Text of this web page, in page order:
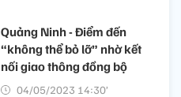
Quảng Ninh - Điểm đến
“không thể bỏ lỡ” nhờ kết
nối giao thông đồng bộ
04/05/2023 14:30’